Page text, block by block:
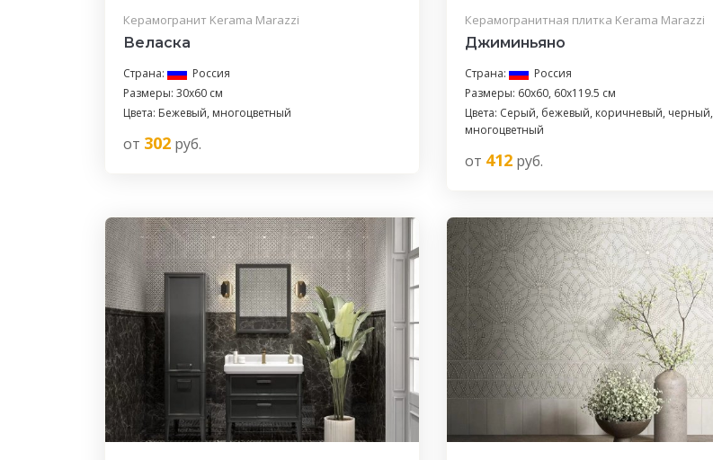
Керамогранит Kerama Marazzi
Веласка
Страна:
Россия
Размеры: 30x60 см
Цвета: Бежевый, многоцветный
от 302 руб.
Керамогранитная плитка Kerama Marazzi
Джиминьяно
Страна:
Россия
Размеры: 60x60, 60x119.5 см
Цвета: Серый, бежевый, коричневый, черный,
многоцветный
от 412руб.